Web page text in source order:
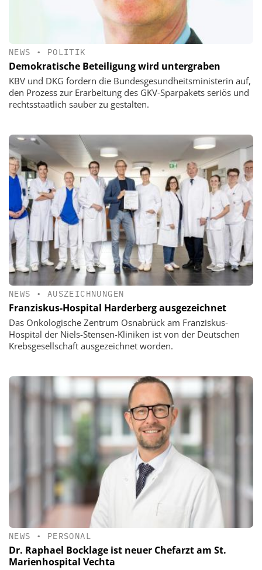
NEWS • POLITIK
Demokratische Beteiligung wird untergraben
KBV und DKG fordern die Bundesgesundheitsministerin auf,
den Prozess zur Erarbeitung des GKV-Sparpakets seriös und
rechtsstaatlich sauber zu gestalten.
NEWS • AUSZEICHNUNGEN
Franziskus-Hospital Harderberg ausgezeichnet
Das Onkologische Zentrum Osnabrück am Franziskus-
Hospital der Niels-Stensen-Kliniken ist von der Deutschen
Krebsgesellschaft ausgezeichnet worden.
NEWS • PERSONAL
Dr. Raphael Bocklage ist neuer Chefarzt am St.
Marienhospital Vechta